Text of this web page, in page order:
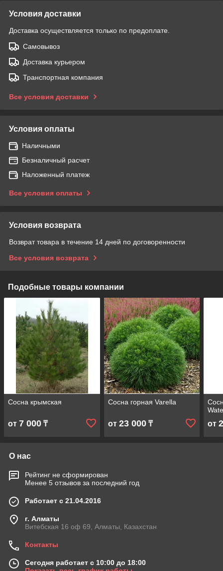
Условия доставки
Доставка осуществляется только по предоплате.
Самовывоз
Доставка курьером
Транспортная компания
Все условия доставки
Условия оплаты
Наличными
Безналичный расчет
Наложенный платеж
Все условия оплаты
Условия возврата
Возврат товара в течение 14 дней по договоренности
Все условия возврата
Подобные товары компании
Сосна крымская
от 7 000 ₸
Сосна горная Varella
от 23 000₸ от
О нас
Рейтинг не сформирован
Менее 5 отзывов за последний год
Работает с 21.04.2016
г. Алматы
Витебская 16 оф 69, Алматы, Казахстан
Контакты
Сегодня работает с 10:00 до 18:00